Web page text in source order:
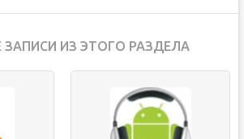
ИЗ ЭТОГО РАЗДЕЛА